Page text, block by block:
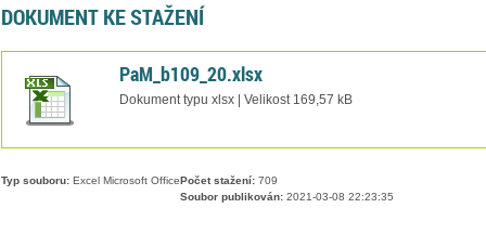
DOKUMENT KE STAŽENÍ
PaM_b109_20.xlsx
Dokument typu xlsx | Velikost 169,57 kB
Typ souboru:Excel Microsoft Office Počet stažení:709
Soubor publikován:2021-03-08 22:23:35